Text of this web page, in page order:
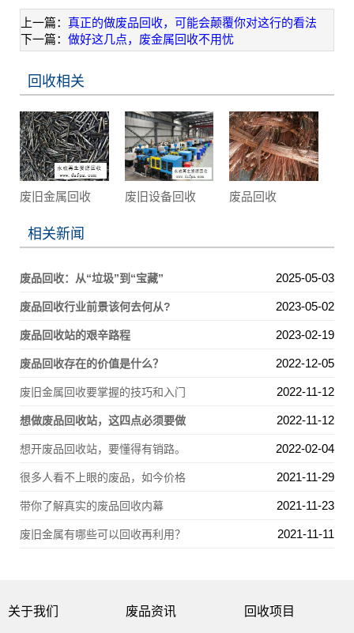
上一篇： 真正的做废品回收，可能会颠覆你对这行的看法
下一篇： 做好这几点，废金属回收不用忧
回收相关
废旧金属回收 废旧设备回收 废品回收
相关新闻
废品回收：从“垃圾”到“宝藏” 2025-05-03
废品回收行业前景该何去何从? 2023-05-02
废品回收站的艰辛路程 2023-02-19
废品回收存在的价值是什么？ 2022-12-05
废旧金属回收要掌握的技巧和入门 2022-11-12
想做废品回收站，这四点必须要做 2022-11-12
想开废品回收站，要懂得有销路。 2022-02-04
很多人看不上眼的废品，如今价格 2021-11-29
带你了解真实的废品回收内幕 2021-11-23
废旧金属有哪些可以回收再利用？ 2021-11-11
关于我们 废品资讯 回收项目